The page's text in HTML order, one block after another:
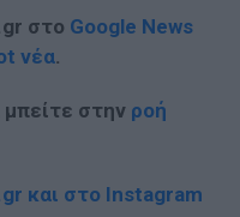
στο Google News
νέα.
μπείτε στην ροή
και στο Instagram